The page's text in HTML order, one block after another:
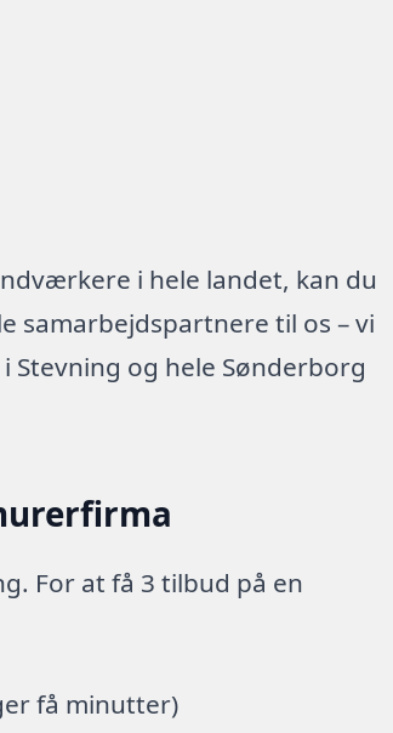
i hele landet, kan du
samarbejdspartnere til os – vi
og hele Sønderborg
For at få 3 tilbud på en
få minutter)